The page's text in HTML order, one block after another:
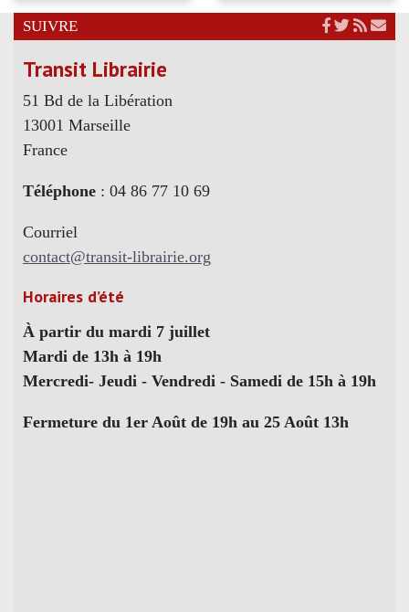
SUIVRE
Transit Librairie
51 Bd de la Libération
13001 Marseille
France
Téléphone : 04 86 77 10 69
Courriel
contact@transit-librairie.org
Horaires d’été
À partir du mardi 7 juillet
Mardi de 13h à 19h
Mercredi- Jeudi - Vendredi - Samedi de 15h à 19h
Fermeture du 1er Août de 19h au 25 Août 13h